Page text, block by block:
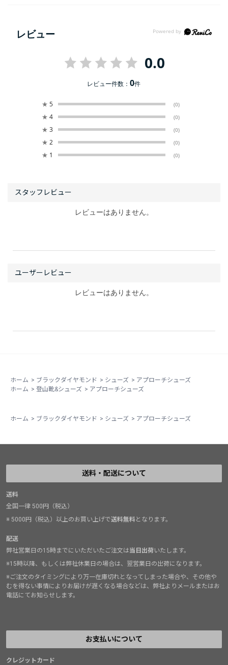
レビュー
0.0
レビュー件数：0件
★ 5 (0)
★ 4 (0)
★ 3 (0)
★ 2 (0)
★ 1 (0)
レビューはありません。
レビューはありません。
ホーム > ブラックダイヤモンド > シューズ > アプローチシューズ
ホーム > 登山靴&シューズ > アプローチシューズ
ホーム > ブラックダイヤモンド > シューズ > アプローチシューズ
送料・配送について
送料
全国一律 500円（税込）
※ 5000円（税込）以上のお買い上げで送料無料となります。
配送
弊社営業日の15時までにいただいたご注文は当日出荷いたします。
※15時以降、もしくは弊社休業日の場合は、翌営業日の出荷になります。
※ご注文のタイミングにより万一在庫切れとなってしまった場合や、その他や
むを得ない事情によりお届けが遅くなる場合などは、弊社よりメールまたはお
電話にてお知らせします。
お支払いについて
クレジットカード